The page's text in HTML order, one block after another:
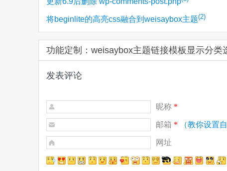
将beginlite的高亮css融合到weisaybox主题(2)
功能定制：weisaybox主题链接模板显示分类
发表评论
昵称 *
邮箱 * （教你设置
网址